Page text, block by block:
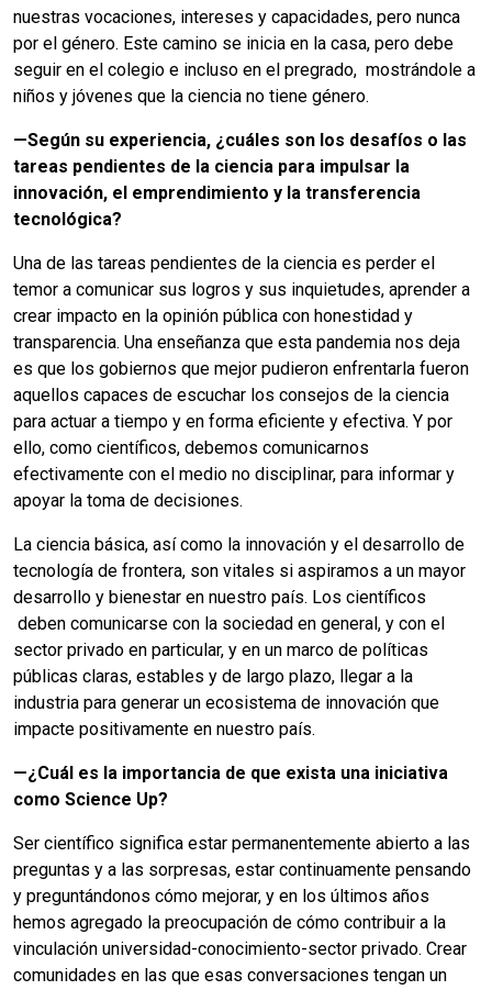
nuestras vocaciones, intereses y capacidades, pero nunca
por el género. Este camino se inicia en la casa, pero debe
seguir en el colegio e incluso en el pregrado, mostrándole a
niños y jóvenes que la ciencia no tiene género.
—Según su experiencia, ¿cuáles son los desafíos o las
tareas pendientes de la ciencia para impulsar la
innovación, el emprendimiento y la transferencia
tecnológica?
Una de las tareas pendientes de la ciencia es perder el
temor a comunicar sus logros y sus inquietudes, aprender a
crear impacto en la opinión pública con honestidad y
transparencia. Una enseñanza que esta pandemia nos deja
es que los gobiernos que mejor pudieron enfrentarla fueron
aquellos capaces de escuchar los consejos de la ciencia
para actuar a tiempo y en forma eficiente y efectiva. Y por
ello, como científicos, debemos comunicarnos
efectivamente con el medio no disciplinar, para informar y
apoyar la toma de decisiones.
La ciencia básica, así como la innovación y el desarrollo de
tecnología de frontera, son vitales si aspiramos a un mayor
desarrollo y bienestar en nuestro país. Los científicos
deben comunicarse con la sociedad en general, y con el
sector privado en particular, y en un marco de políticas
públicas claras, estables y de largo plazo, llegar a la
industria para generar un ecosistema de innovación que
impacte positivamente en nuestro país.
—¿Cuál es la importancia de que exista una iniciativa
como Science Up?
Ser científico significa estar permanentemente abierto a las
preguntas y a las sorpresas, estar continuamente pensando
y preguntándonos cómo mejorar, y en los últimos años
hemos agregado la preocupación de cómo contribuir a la
vinculación universidad-conocimiento-sector privado. Crear
comunidades en las que esas conversaciones tengan un